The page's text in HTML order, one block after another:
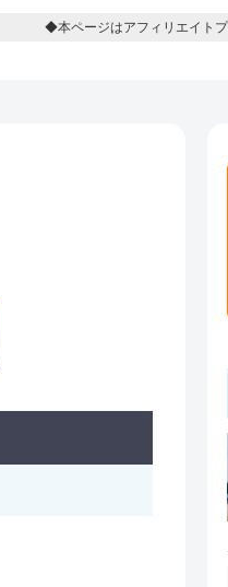
◆本ページはアフィリエイトプ